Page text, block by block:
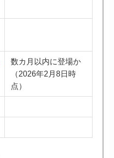
数カ月以内に登場か
（2026年2月8日時
点）